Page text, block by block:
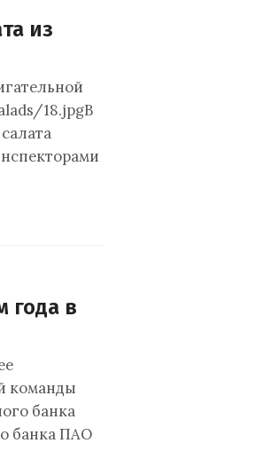
из
18.jpgВ
года в
команды
банка
банка ПАО